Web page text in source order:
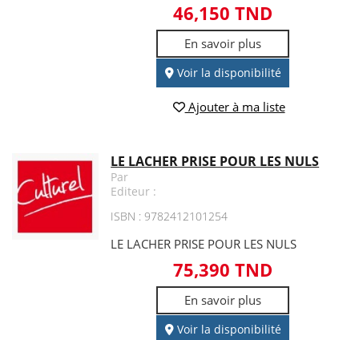
46,150 TND
En savoir plus
Voir la disponibilité
Ajouter à ma liste
LE LACHER PRISE POUR LES NULS
Par
Editeur :
ISBN : 9782412101254
LE LACHER PRISE POUR LES NULS
75,390 TND
En savoir plus
Voir la disponibilité